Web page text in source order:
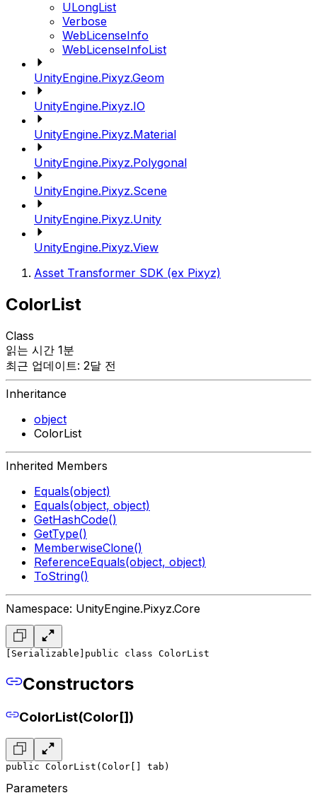
ULongList
Verbose
WebLicenseInfo
WebLicenseInfoList
UnityEngine.Pixyz.Geom
UnityEngine.Pixyz.IO
UnityEngine.Pixyz.Material
UnityEngine.Pixyz.Polygonal
UnityEngine.Pixyz.Scene
UnityEngine.Pixyz.Unity
UnityEngine.Pixyz.View
Asset Transformer SDK (ex Pixyz)
ColorList
Class
읽는 시간 1분
최근 업데이트: 2달 전
Inheritance
object
ColorList
Inherited Members
Equals(object)
Equals(object, object)
GetHashCode()
GetType()
MemberwiseClone()
ReferenceEquals(object, object)
ToString()
Namespace: UnityEngine.Pixyz.Core
[Serializable] public class ColorList
Constructors
ColorList(Color[])
public ColorList(Color[] tab)
Parameters